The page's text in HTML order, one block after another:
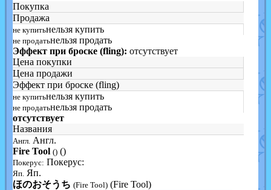
Покупка
Продажа
не купитьнельзя купить
не продатьнельзя продать
Эффект при броске (fling): отсутствует
Цена покупки
Цена продажи
Эффект при броске (fling)
не купитьнельзя купить
не продатьнельзя продать
отсутствует
Названия
Англ. Англ.
Fire Tool () ()
Покерус: Покерус:
Яп. Яп.
ほのおそうち (Fire Tool) (Fire Tool)